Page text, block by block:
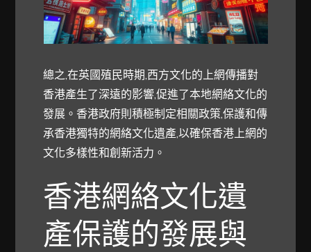
總之,在英國殖民時期,西方文化的上網傳播對
香港產生了深遠的影響,促進了本地網絡文化的
發展。香港政府則積極制定相關政策,保護和傳
承香港獨特的網絡文化遺產,以確保香港上網的
文化多樣性和創新活力。
香港網絡文化遺
產保護的發展與